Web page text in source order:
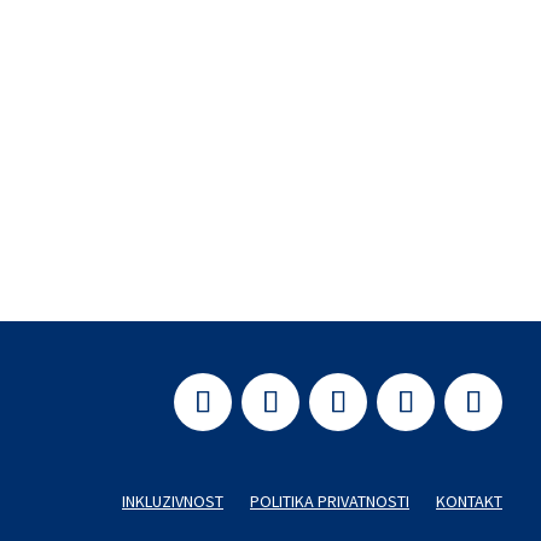
INKLUZIVNOST POLITIKA PRIVATNOSTI KONTAKT